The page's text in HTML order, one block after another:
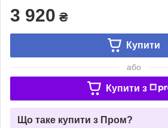
3 920 ₴
Купити
або
Купити з
Що таке купити з Пром?